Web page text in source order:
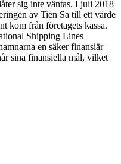
sig inte väntas. I juli 2018
av Tien Sa till ett värde
kom från företagets kassa.
Shipping Lines
en säker finansiär
sina finansiella mål, vilket